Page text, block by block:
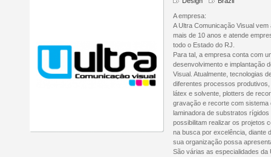
A empresa:
A Ultra Comunicação Visual
mais de 10 anos e atende
todo o Estado do RJ.
Para tal, a empresa conta com
desenvolvimento e implantação
Visual. Atualmente, tecnologias
diferentes processos
látex e solvente, plotters de
gravação e recorte com
laminadora de substratos
possibilitam realizar os projetos
na busca por excelência, diante
sua organização possa
São várias as especialidades da